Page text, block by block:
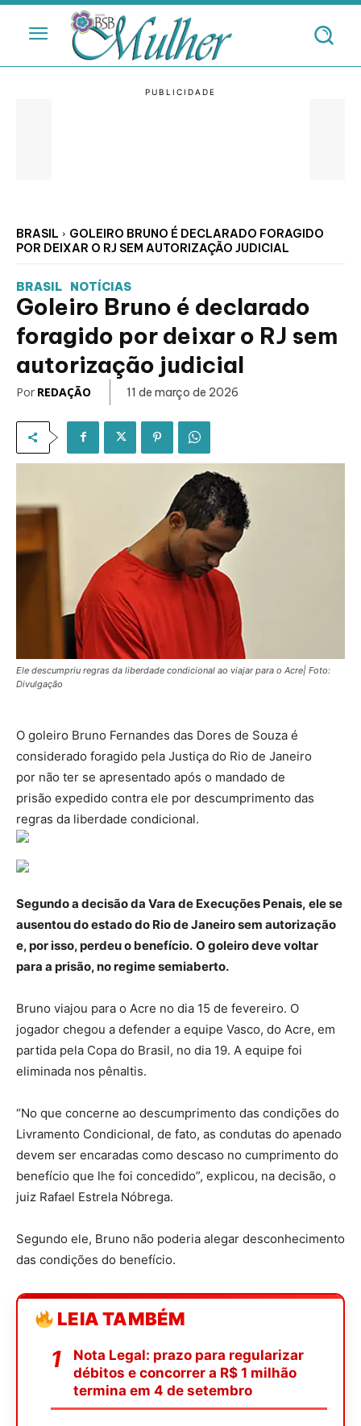
BRASIL
GOLEIRO BRUNO É DECLARADO FORAGIDO
POR DEIXAR O RJ SEM AUTORIZAÇÃO JUDICIAL
BRASIL NOTÍCIAS
Goleiro Bruno é declarado
foragido por deixar o RJ sem
autorização judicial
Por REDAÇÃO 11 de março de 2026
Ele descumpriu regras da liberdade condicional ao viajar para o Acre| Foto:
Divulgação
O goleiro Bruno Fernandes das Dores de Souza é
considerado foragido pela Justiça do Rio de Janeiro
por não ter se apresentado após o mandado de
prisão expedido contra ele por descumprimento das
regras da liberdade condicional.
Segundo a decisão da Vara de Execuções Penais, ele se
ausentou do estado do Rio de Janeiro sem autorização
e, por isso, perdeu o benefício. O goleiro deve voltar
para a prisão, no regime semiaberto.
Bruno viajou para o Acre no dia 15 de fevereiro. O
jogador chegou a defender a equipe Vasco, do Acre, em
partida pela Copa do Brasil, no dia 19. A equipe foi
eliminada nos pênaltis.
“No que concerne ao descumprimento das condições do
Livramento Condicional, de fato, as condutas do apenado
devem ser encaradas como descaso no cumprimento do
benefício que lhe foi concedido”, explicou, na decisão, o
juiz Rafael Estrela Nóbrega.
Segundo ele, Bruno não poderia alegar desconhecimento
das condições do benefício.
LEIA TAMBÉM
Nota Legal: prazo para regularizar
débitos e concorrer a R$ 1 milhão
termina em 4 de setembro